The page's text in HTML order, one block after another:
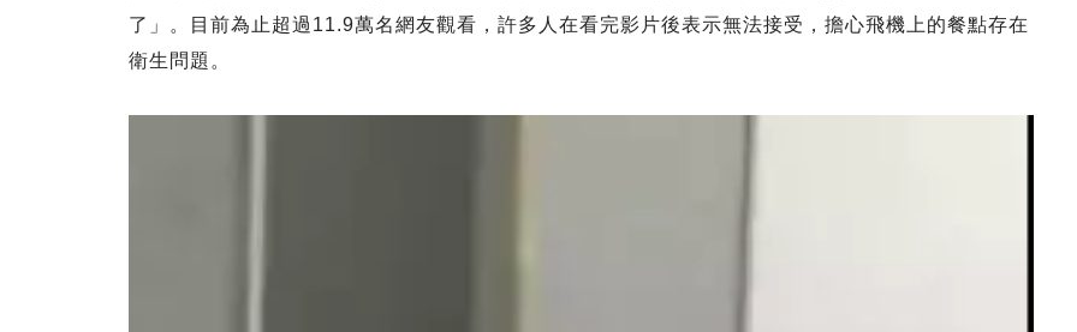
了」。目前為止超過11.9萬名網友觀看，許多人在看完影片後表示無法接受，擔心飛機上的餐點存在
衛生問題。